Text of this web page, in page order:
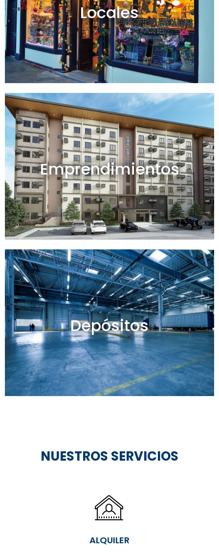
Locales
Ver todos
Emprendimientos
Emprendimientos en venta
Ver todos
Depósitos
Depósitos en venta y alquiler
Ver todos
NUESTROS SERVICIOS
ALQUILER